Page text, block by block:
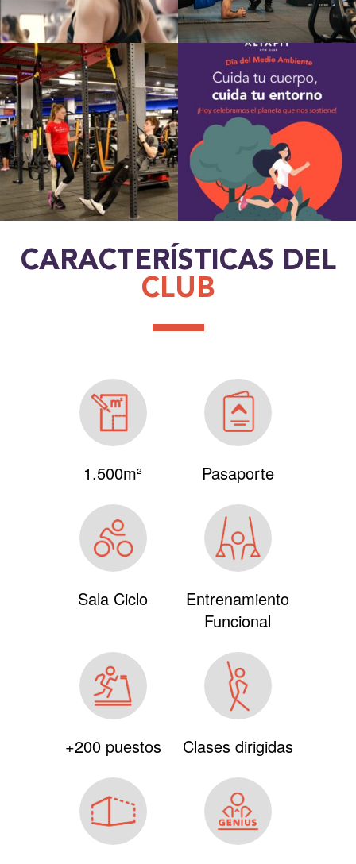
CARACTERÍSTICAS DEL
CLUB
1.500m² Pasaporte
Sala Ciclo
Entrenamiento
Funcional
+200 puestos Clases dirigidas